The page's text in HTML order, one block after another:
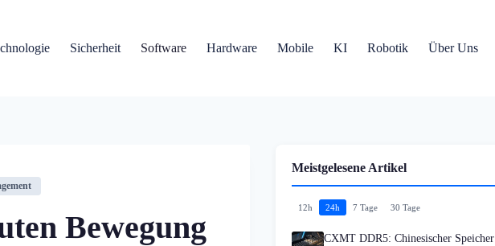
Sicherheit Software Hardware Mobile KI Robotik Über Uns
Bewegung
Meistgelesene Artikel
12h 24h 7 Tage 30 Tage
CXMT DDR5: Chinesischer Speicher